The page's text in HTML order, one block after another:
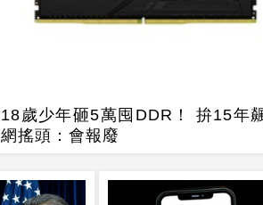
18歲少年砸5萬囤DDR！ 拚15年
網搖頭：會報廢